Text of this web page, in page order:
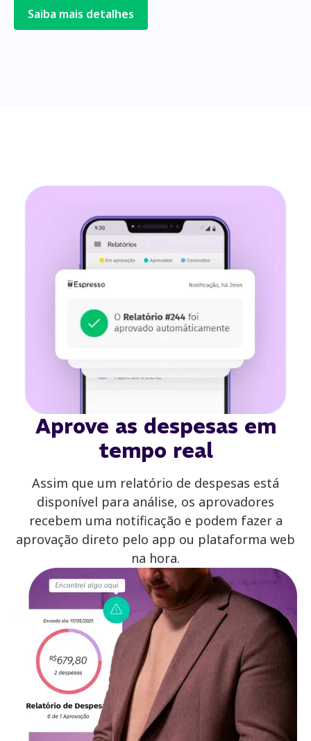
Saiba mais detalhes
Aprove as despesas em
tempo real
Assim que um relatório de despesas está
disponível para análise, os aprovadores
recebem uma notificação e podem fazer a
aprovação direto pelo app ou plataforma web
na hora.